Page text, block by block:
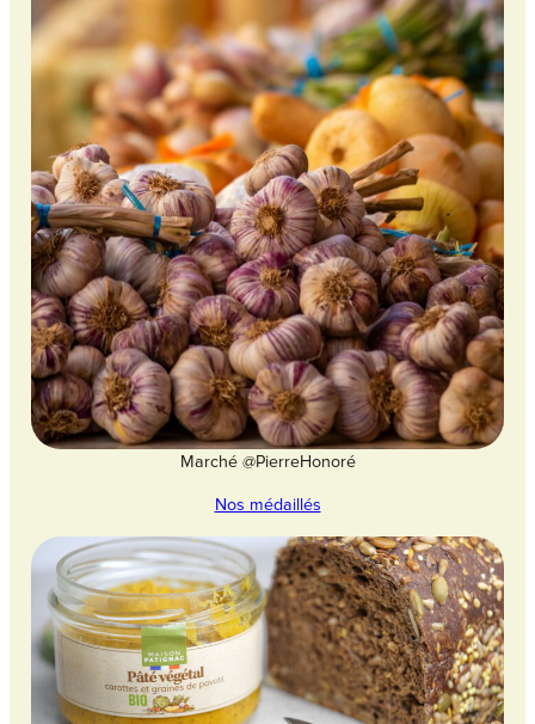
Marché @PierreHonoré
Nos médaillés